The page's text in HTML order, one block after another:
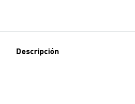
Descripción